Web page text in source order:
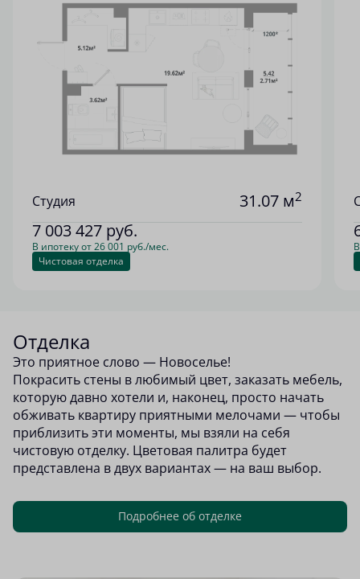
Студия 31.07 м2
7 003 427 руб.
В ипотеку от 26 001 руб./мес.
Чистовая отделка
Отделка
Это приятное слово — Новоселье!
Покрасить стены в любимый цвет, заказать мебель,
которую давно хотели и, наконец, просто начать
обживать квартиру приятными мелочами — чтобы
приблизить эти моменты, мы взяли на себя
чистовую отделку. Цветовая палитра будет
представлена в двух вариантах — на ваш выбор.
Подробнее об отделке